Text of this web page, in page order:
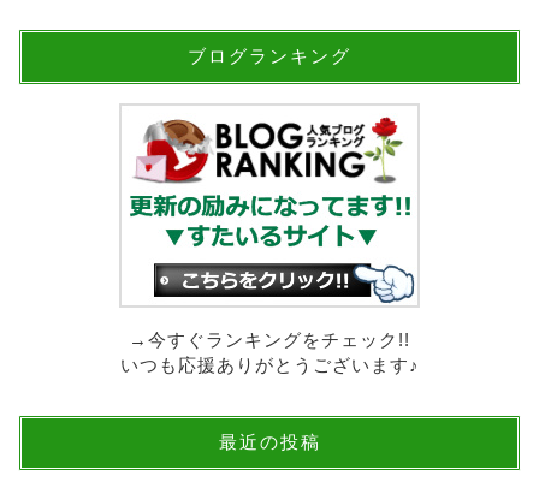
ブログランキング
→今すぐランキングをチェック!!
いつも応援ありがとうございます♪
最近の投稿